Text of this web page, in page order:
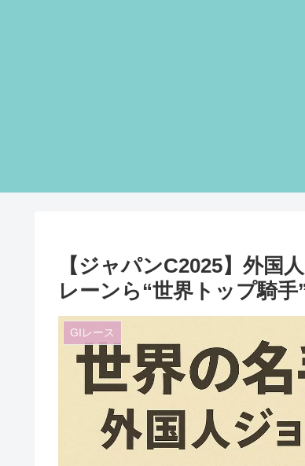
【ジャパンC2025】外国
レーンら“世界トップ騎
GIレース